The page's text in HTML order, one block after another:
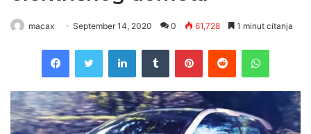
macax September 14, 2020 0 61,728 1 minut citanja
FacebookTwitter LinkedInTumblr PinterestReddit